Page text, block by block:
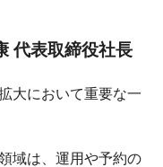
代表取締役社長
大において重要な一
域は、運用や予約の